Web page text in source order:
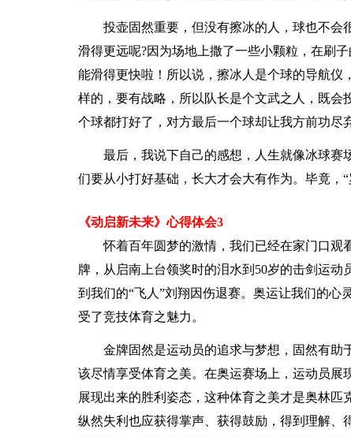
投壶固然重要，但没有擦冰的人，球也不会
滑得更远呢?因为场地上撒了一些小颗粒，在刷
能滑得更快啦！所以说，擦冰人是个球的导航仪
样的，要有战略，所以队长是个文武之人，既
个球都打好了，对方最后一个球却让我方前功尽
最后，我说下自己的感想，人生就像冰球赛
们要从小打好基础，长大才会大有作为。毕竟，“
《动启新未来》心得体会3
怀着百年圆梦的激情，我们已经在家门口观
牌，从启南上台领奖时的泪水到50岁的击剑运
到我们的“飞人”刘翔因伤退赛。奥运让我们的
受了竞技体育之魅力。
金牌固然是运动员的追求与梦想，固然有助
该尽情享受体育之美。在奥运赛场上，运动员
展现出来的胜利姿态，这种体育之美才是奥林匹
纵然失利也应获得掌声、获得鼓励，得到理解